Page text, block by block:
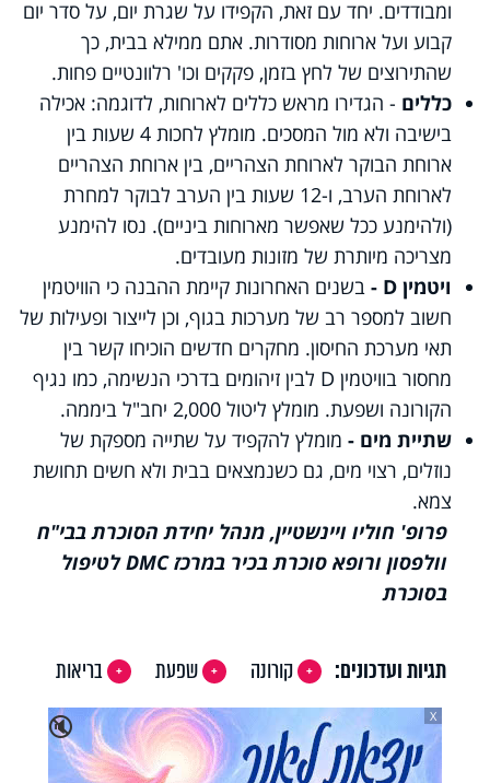
ומבודדים. יחד עם זאת, הקפידו על שגרת יום, על סדר יום
קבוע ועל ארוחות מסודרות. אתם ממילא בבית, כך
שהתירוצים של לחץ בזמן, פקקים וכו' רלוונטיים פחות.
כללים - הגדירו מראש כללים לארוחות, לדוגמה: אכילה
בישיבה ולא מול המסכים. מומלץ לחכות 4 שעות בין
ארוחת הבוקר לארוחת הצהריים, בין ארוחת הצהריים
לארוחת הערב, ו-12 שעות בין הערב לבוקר למחרת
(ולהימנע ככל שאפשר מארוחות ביניים). נסו להימנע
מצריכה מיותרת של מזונות מעובדים.
ויטמין D
- בשנים האחרונות קיימת ההבנה כי הוויטמין
חשוב למספר רב של מערכות בגוף, וכן לייצור ופעילות של
תאי מערכת החיסון. מחקרים חדשים הוכיחו קשר בין
מחסור בוויטמין D לבין זיהומים בדרכי הנשימה, כמו נגיף
הקורונה ושפעת. מומלץ ליטול 2,000 יחב"ל ביממה.
שתיית מים - מומלץ להקפיד על שתייה מספקת של
נוזלים, רצוי מים, גם כשנמצאים בבית ולא חשים תחושת
צמא.
פרופ' חוליו ויינשטיין, מנהל יחידת הסוכרת בבי"ח
וולפסון ורופא סוכרת בכיר במרכזDMCלטיפול
בסוכרת
תגיות ועדכונים: קורונה שפעת
בריאות
🔇
X